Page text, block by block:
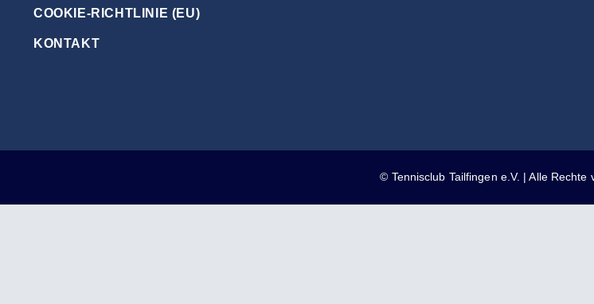
COOKIE-RICHTLINIE (EU)
KONTAKT
© Tennisclub Tailfingen e.V. | Alle